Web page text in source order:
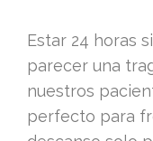
Estar 24 horas
parecer una
nuestros
perfecto para